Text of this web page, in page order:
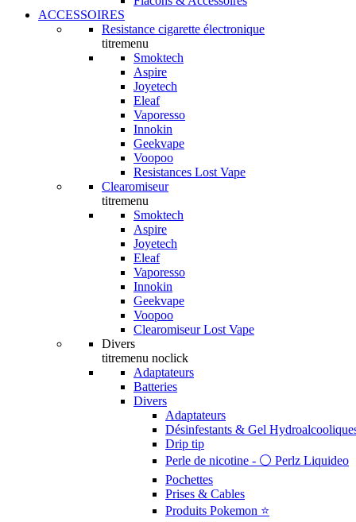
ACCESSOIRES
Resistance cigarette électronique
titremenu
Smoktech
Aspire
Joyetech
Eleaf
Vaporesso
Innokin
Geekvape
Voopoo
Resistances Lost Vape
Clearomiseur
titremenu
Smoktech
Aspire
Joyetech
Eleaf
Vaporesso
Innokin
Geekvape
Voopoo
Clearomiseur Lost Vape
Divers
titremenu noclick
Adaptateurs
Batteries
Divers
Adaptateurs
Désinfestants & Gel
Drip tip
Perle de nicotine - ⚪️ Perlz Liquideo
Pochettes
Prises & Cables
Produits Pokemon ⭐️